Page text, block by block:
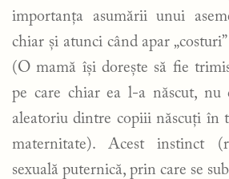
importanța asumării unui
chiar și atunci când apar
(O mamă își dorește să fie
pe care chiar ea l-a născut, nu
aleatoriu dintre copiii născuți în
maternitate). Acest instinct
sexuală puternică, prin care se